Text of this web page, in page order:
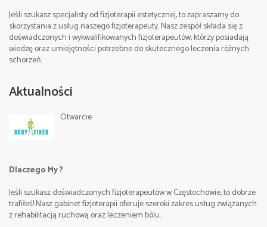
Data: 22-24. 09. 2023
Godziny zajęć:
16:00,
Miejsce:
Częstochowa , Poland
tel. +48 512 263 099 Sebastian
Jeśli szukasz specjalisty od fizjoterapii estetycznej, to zapraszamy do
skorzystania z usług naszego fizjoterapeuty. Nasz zespół składa się z
doświadczonych i wykwalifikowanych fizjoterapeutów, którzy posiadają
wiedzę oraz umiejętności potrzebne do skutecznego leczenia różnych
schorzeń.
Aktualności
Otwarcie
Dlaczego My ?
Jeśli szukasz doświadczonych fizjoterapeutów w Częstochowie, to dobrze
trafiłeś! Nasz gabinet fizjoterapii oferuje szeroki zakres usług związanych
z rehabilitacją ruchową oraz leczeniem bólu.